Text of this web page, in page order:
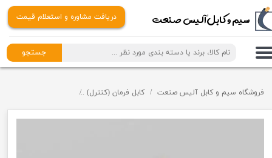
​​سیم و کابل آلیس صنعت
جستجو
دریافت مشاوره و استعلام قیمت
فروشگاه سیم و کابل آلیس صنعت کابل فرمان (کنترل)